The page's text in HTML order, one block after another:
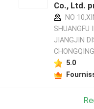
Co., Ltd.
NO
SHUANGFU
JIANGJIN
5.0